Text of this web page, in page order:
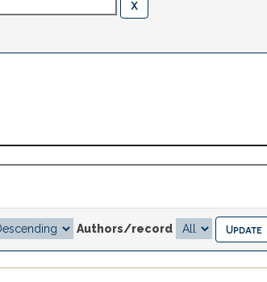
Authors/record